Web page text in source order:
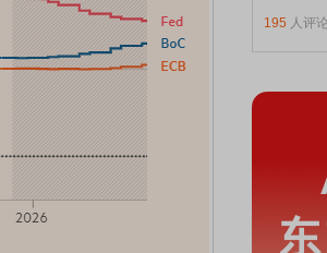
195 人评论